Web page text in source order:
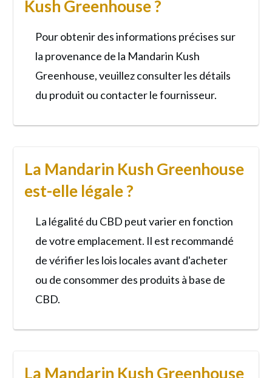
Kush Greenhouse ?
Pour obtenir des informations précises sur
la provenance de la Mandarin Kush
Greenhouse, veuillez consulter les détails
du produit ou contacter le fournisseur.
La Mandarin Kush Greenhouse
est-elle légale ?
La légalité du CBD peut varier en fonction
de votre emplacement. Il est recommandé
de vérifier les lois locales avant d'acheter
ou de consommer des produits à base de
CBD.
La Mandarin Kush Greenhouse